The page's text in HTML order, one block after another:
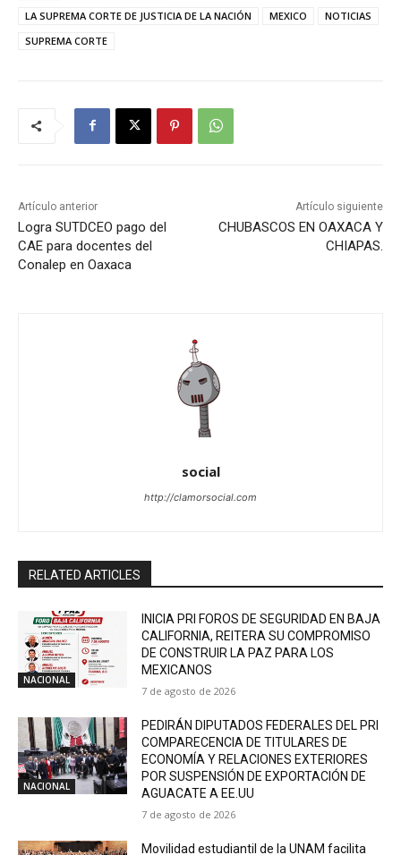
LA SUPREMA CORTE DE JUSTICIA DE LA NACIÓN
MEXICO
NOTICIAS
SUPREMA CORTE
Artículo anterior
Logra SUTDCEO pago del
CAE para docentes del
Conalep en Oaxaca
Artículo siguiente
CHUBASCOS EN OAXACA Y
CHIAPAS.
social
http://clamorsocial.com
RELATED ARTICLES
NACIONAL
INICIA PRI FOROS DE SEGURIDAD EN BAJA
CALIFORNIA, REITERA SU COMPROMISO
DE CONSTRUIR LA PAZ PARA LOS
MEXICANOS
7 de agosto de 2026
NACIONAL
PEDIRÁN DIPUTADOS FEDERALES DEL PRI
COMPARECENCIA DE TITULARES DE
ECONOMÍA Y RELACIONES EXTERIORES
POR SUSPENSIÓN DE EXPORTACIÓN DE
AGUACATE A EE.UU
7 de agosto de 2026
Movilidad estudiantil de la UNAM facilita